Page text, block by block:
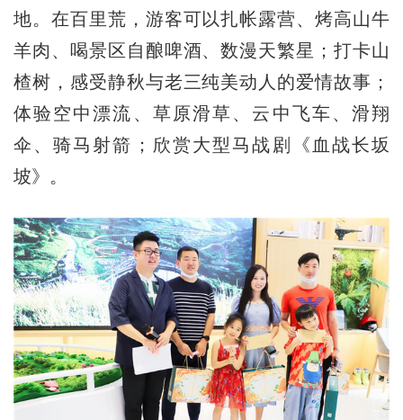
地。在百里荒，游客可以扎帐露营、烤高山牛
羊肉、喝景区自酿啤酒、数漫天繁星；打卡山
楂树，感受静秋与老三纯美动人的爱情故事；
体验空中漂流、草原滑草、云中飞车、滑翔
伞、骑马射箭；欣赏大型马战剧《血战长坂
坡》。